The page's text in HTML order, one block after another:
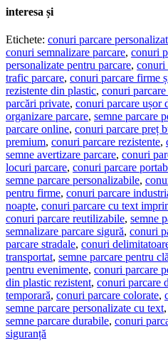
interesa și
Etichete: conuri parcare
conuri semnalizare parcare, conuri
personalizate pentru parcare, conuri
trafic parcare, conuri parcare firme
rezistente din plastic, conuri
parcări private, conuri parcare ușor
organizare parcare, semne parcare
parcare online, conuri parcare preț
premium, conuri parcare rezistente,
semne avertizare parcare, conuri
locuri parcare, conuri parcare
semne parcare personalizabile,
pentru firme, conuri parcare
noapte, conuri parcare cu text
conuri parcare reutilizabile, semne
semnalizare parcare sigură, conuri
parcare stradale, conuri
transportat, semne parcare pentru
pentru evenimente, conuri parcare
din plastic rezistent, conuri parcare
temporară, conuri parcare colorate,
semne parcare personalizate cu text,
semne parcare durabile, conuri
siguranță